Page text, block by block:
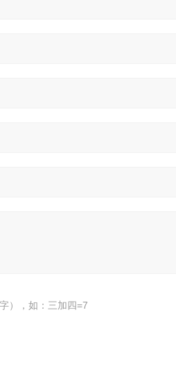
），如：三加四=7